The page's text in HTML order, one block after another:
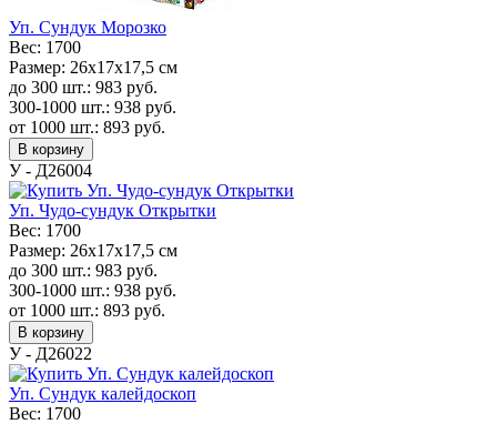
Уп. Сундук Морозко
Вес: 1700
Размер: 26х17х17,5 см
до 300 шт.: 983 руб.
300-1000 шт.: 938 руб.
от 1000 шт.: 893 руб.
В корзину
У - Д26004
Уп. Чудо-сундук Открытки
Вес: 1700
Размер: 26х17х17,5 см
до 300 шт.: 983 руб.
300-1000 шт.: 938 руб.
от 1000 шт.: 893 руб.
В корзину
У - Д26022
Уп. Сундук калейдоскоп
Вес: 1700